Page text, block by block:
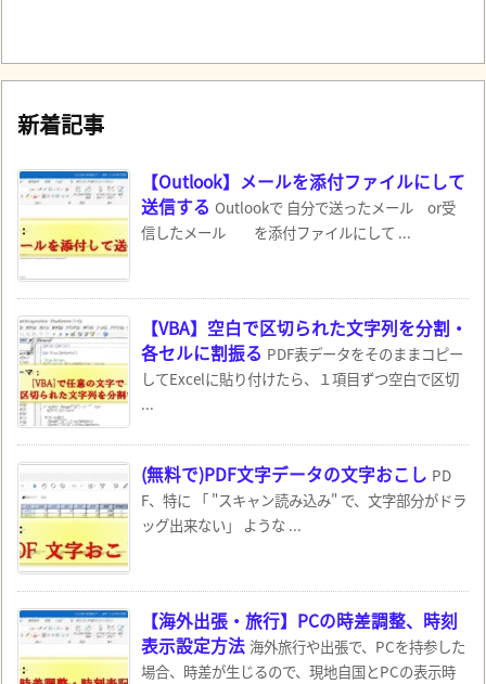
新着記事
【Outlook】メールを添付ファイルにして
送信する Outlookで 自分で送ったメール or受
信したメール を添付ファイルにして ...
【VBA】空白で区切られた文字列を分割・
各セルに割振る PDF表データをそのままコピー
してExcelに貼り付けたら、１項目ずつ空白で区切
...
(無料で)PDF文字データの文字おこし PD
F、特に 「 "スキャン読み込み" で、文字部分がドラ
ッグ出来ない」 ような ...
【海外出張・旅行】PCの時差調整、時刻
表示設定方法 海外旅行や出張で、PCを持参した
場合、時差が生じるので、現地自国とPCの表示時